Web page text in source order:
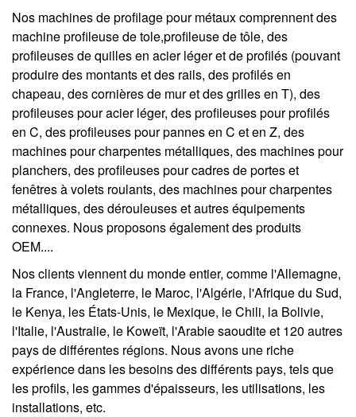
Nos machines de profilage pour métaux comprennent des
machine profileuse de tole,profileuse de tôle, des
profileuses de quilles en acier léger et de profilés (pouvant
produire des montants et des rails, des profilés en
chapeau, des cornières de mur et des grilles en T), des
profileuses pour acier léger, des profileuses pour profilés
en C, des profileuses pour pannes en C et en Z, des
machines pour charpentes métalliques, des machines pour
planchers, des profileuses pour cadres de portes et
fenêtres à volets roulants, des machines pour charpentes
métalliques, des dérouleuses et autres équipements
connexes. Nous proposons également des produits
OEM....
Nos clients viennent du monde entier, comme l'Allemagne,
la France, l'Angleterre, le Maroc, l'Algérie, l'Afrique du Sud,
le Kenya, les États-Unis, le Mexique, le Chili, la Bolivie,
l'Italie, l'Australie, le Koweït, l'Arabie saoudite et 120 autres
pays de différentes régions. Nous avons une riche
expérience dans les besoins des différents pays, tels que
les profils, les gammes d'épaisseurs, les utilisations, les
installations, etc.